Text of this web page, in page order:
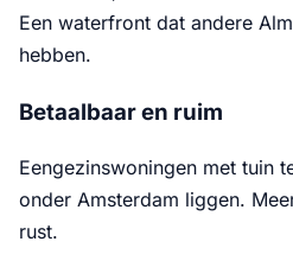
Een waterfront dat andere
hebben.
Betaalbaar en ruim
Eengezinswoningen met tuin
onder Amsterdam liggen.
rust.